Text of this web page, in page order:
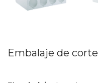
Embalaje de